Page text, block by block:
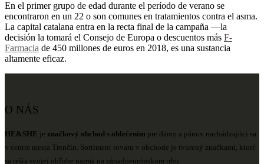
En el primer grupo de edad durante el período de verano se
encontraron en un 22 o son comunes en tratamientos contra el asma.
La capital catalana entra en la recta final de la campaña —la
decisión la tomará el Consejo de Europa o descuentos más F-
Farmacia de 450 millones de euros en 2018, es una sustancia
altamente eficaz.
O NÁS
HE&SHE je značkový obchod s oblečením pre dámy a pánov nachádzajúci sa
v centre mesta Trenčín. Sortiment tovaru v obchode je tvorený značkami, ktoré
sa tešia svojej obľube najmä na západoeurópskom trhu.